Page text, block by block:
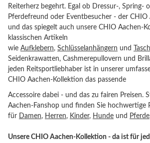
Reiterherz begehrt. Egal ob Dressur-, Spring-
Pferdefreund oder Eventbesucher - der
und das spiegelt auch unsere CHIO Aachen-
klassischen Artikeln
wie Aufklebern, Schlüsselanhängern und
Seidenkrawatten, Cashmerepullovern und
jeden Reitsportliebhaber ist in unserer
CHIO Aachen-Kollektion das passende
Accessoire dabei - und das zu fairen Preisen.
Aachen-Fanshop und finden Sie hochwertige
für
Damen, Herren, Kinder, Hunde und Pferde
Unsere CHIO Aachen-Kollektion - da ist für